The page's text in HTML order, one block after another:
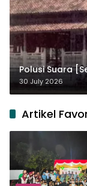
Polusi Suara
30 July 2026
Artikel